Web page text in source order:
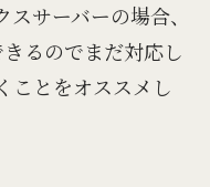
サーバーの場合、
るのでまだ対応し
ことをオススメし